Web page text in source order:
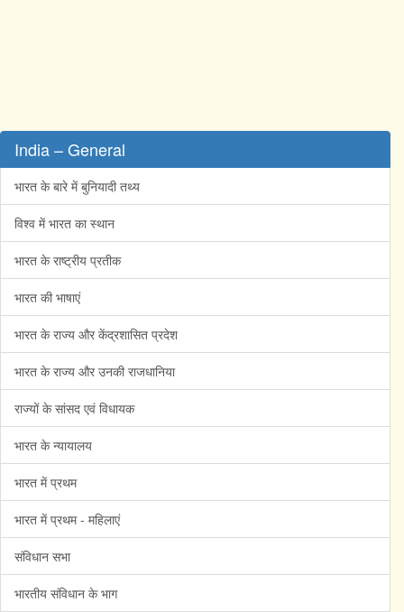
India – General
भारत के बारे में बुनियादी तथ्य
विश्व में भारत का स्थान
भारत के राष्ट्रीय प्रतीक
भारत की भाषाएं
भारत के राज्य और केंद्रशासित प्रदेश
भारत के राज्य और उनकी राजधानिया
राज्यों के सांसद एवं विधायक
भारत के न्यायालय
भारत में प्रथम
भारत में प्रथम - महिलाएं
संविधान सभा
भारतीय संविधान के भाग